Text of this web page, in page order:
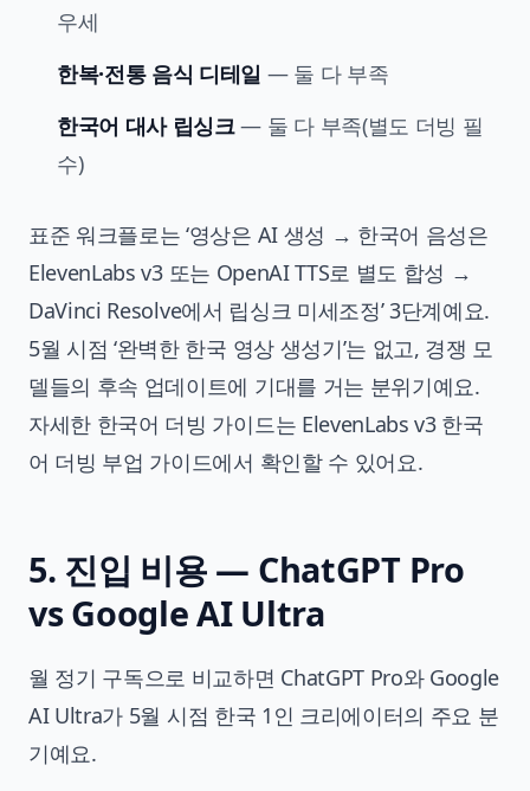
우세
한복·전통 음식 디테일 — 둘 다 부족
한국어 대사 립싱크— 둘 다 부족(별도 더빙 필
수)
표준 워크플로는 ‘영상은 AI 생성 → 한국어 음성은
ElevenLabs v3 또는 OpenAI TTS로 별도 합성 →
DaVinci Resolve에서 립싱크 미세조정’ 3단계예요.
5월 시점 ‘완벽한 한국 영상 생성기’는 없고, 경쟁 모
델들의 후속 업데이트에 기대를 거는 분위기예요.
자세한 한국어 더빙 가이드는 ElevenLabs v3 한국
어 더빙 부업 가이드에서 확인할 수 있어요.
5. 진입 비용 — ChatGPT Pro
vs Google AI Ultra
월 정기 구독으로 비교하면 ChatGPT Pro와 Google
AI Ultra가 5월 시점 한국 1인 크리에이터의 주요 분
기예요.